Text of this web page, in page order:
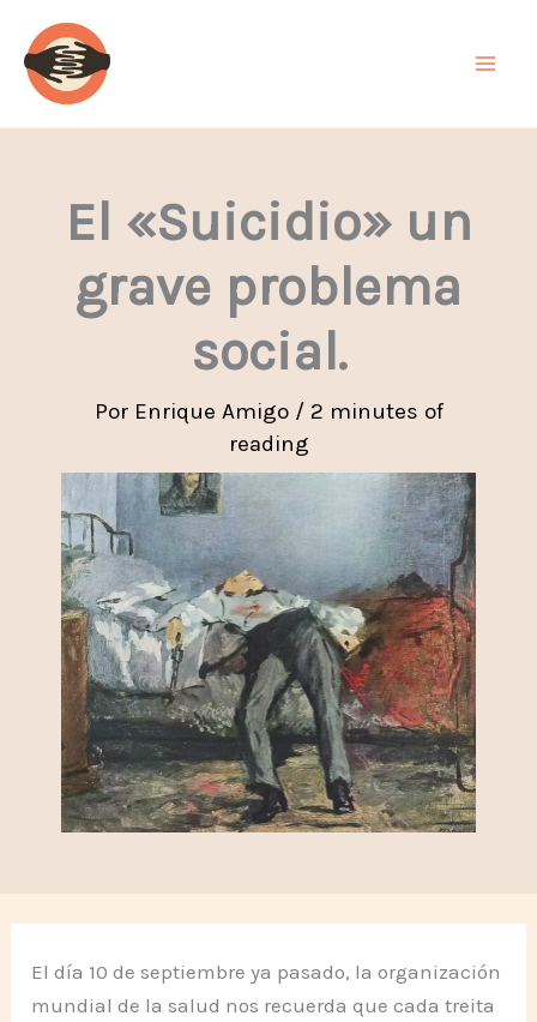
contenido
El «Suicidio» un
grave problema
social.
Por Enrique Amigo / 2 minutes of
reading
El día 10 de septiembre ya pasado, la organización
mundial de la salud nos recuerda que cada treita